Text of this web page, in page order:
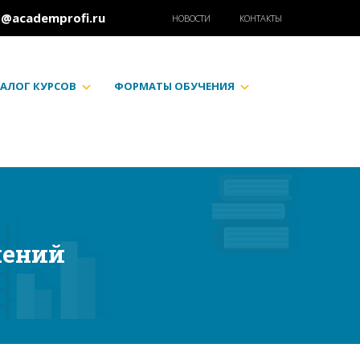
НОВОСТИ КОНТАКТЫ
КУРСОВ ФОРМАТЫ ОБУЧЕНИЯ